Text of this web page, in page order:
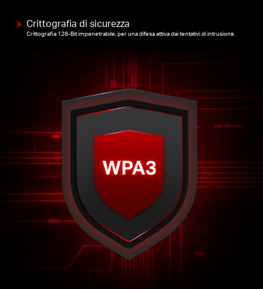
Crittografia di sicurezza
Crittografia 128-Bit impenetrabile, per una difesa attiva dai tentativi di intrusione.